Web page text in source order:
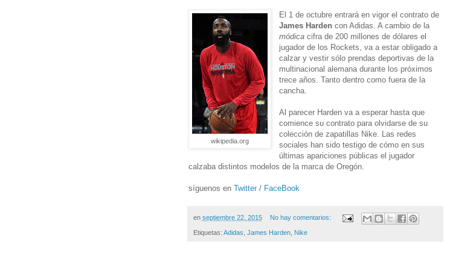
wikipedia.org
El 1 de octubre entrará en vigor el contrato de
James Harden con Adidas. A cambio de la
módicacifra de 200 millones de dólares el
jugador de los Rockets, va a estar obligado a
calzar y vestir sólo prendas deportivas de la
multinacional alemana durante los próximos
trece años. Tanto dentro como fuera de la
cancha.
Al parecer Harden va a esperar hasta que
comience su contrato para olvidarse de su
colección de zapatillas Nike. Las redes
sociales han sido testigo de cómo en sus
últimas apariciones públicas el jugador
calzaba distintos modelos de la marca de Oregón.
síguenos en Twitter/ FaceBook
en septiembre 22, 2015 No hay comentarios:
Etiquetas: Adidas James Harden, Nike